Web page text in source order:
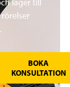
BOKA
KONSULTATION